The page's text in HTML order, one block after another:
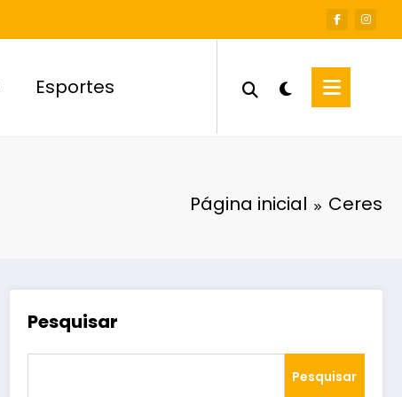
Esportes
Página inicial Ceres
Pesquisar
Pesquisar